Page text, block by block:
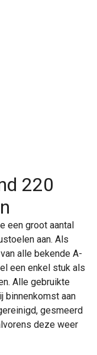
220
een groot aantal
aan. Als
alle bekende A-
een enkel stuk als
Alle gebruikte
binnenkomst aan
gesmeerd
deze weer